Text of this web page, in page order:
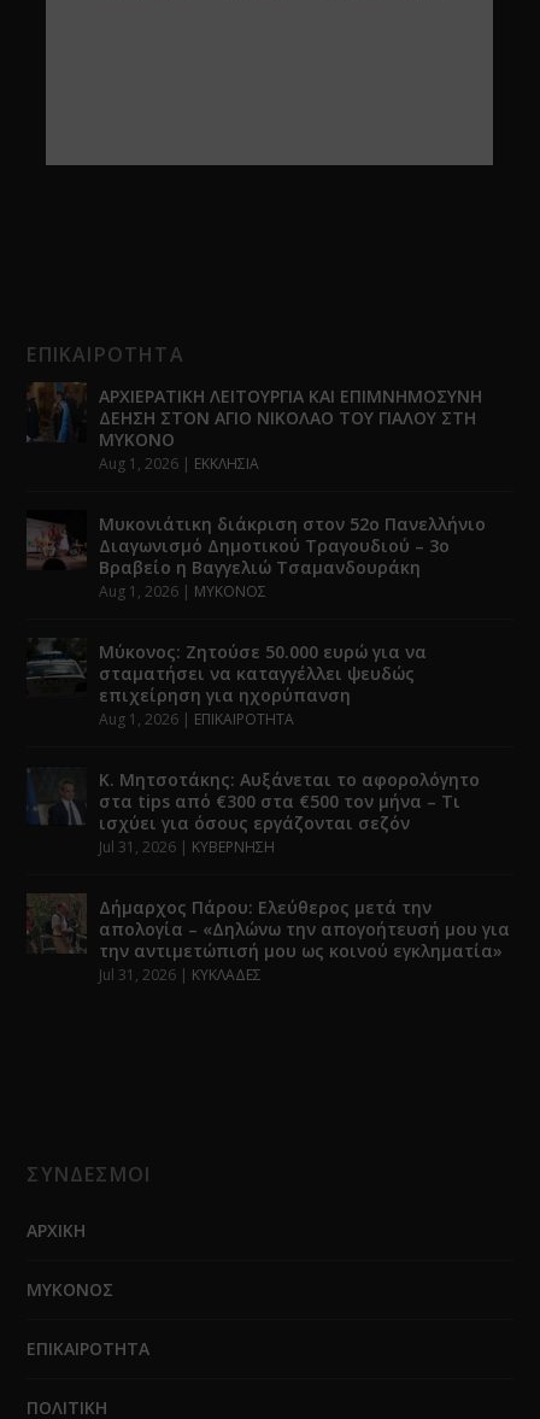
ΕΠΙΚΑΙΡΟΤΗΤΑ
ΑΡΧΙΕΡΑΤΙΚΗ ΛΕΙΤΟΥΡΓΙΑ ΚΑΙ ΕΠΙΜΝΗΜΟΣΥΝΗ
ΔΕΗΣΗ ΣΤΟΝ ΑΓΙΟ ΝΙΚΟΛΑΟ ΤΟΥ ΓΙΑΛΟΥ ΣΤΗ
ΜΥΚΟΝΟ
Aug 1, 2026 | ΕΚΚΛΗΣΙΑ
Μυκονιάτικη διάκριση στον 52ο Πανελλήνιο
Διαγωνισμό Δημοτικού Τραγουδιού – 3ο
Βραβείο η Βαγγελιώ Τσαμανδουράκη
Aug 1, 2026 | ΜΥΚΟΝΟΣ
Μύκονος: Ζητούσε 50.000 ευρώ για να
σταματήσει να καταγγέλλει ψευδώς
επιχείρηση για ηχορύπανση
Aug 1, 2026 | ΕΠΙΚΑΙΡΟΤΗΤΑ
Κ. Μητσοτάκης: Αυξάνεται το αφορολόγητο
στα tips από €300 στα €500 τον μήνα – Τι
ισχύει για όσους εργάζονται σεζόν
Jul 31, 2026 | ΚΥΒΕΡΝΗΣΗ
Δήμαρχος Πάρου: Ελεύθερος μετά την
απολογία – «Δηλώνω την απογοήτευσή μου για
την αντιμετώπισή μου ως κοινού εγκληματία»
Jul 31, 2026 | ΚΥΚΛΑΔΕΣ
ΣΥΝΔΕΣΜΟΙ
ΑΡΧΙΚΗ
ΜΥΚΟΝΟΣ
ΕΠΙΚΑΙΡΟΤΗΤΑ
ΠΟΛΙΤΙΚΗ